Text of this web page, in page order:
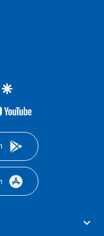
twittergoogle
youtube-